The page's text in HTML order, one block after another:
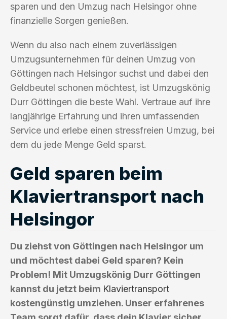
sparen und den Umzug nach Helsingor ohne
finanzielle Sorgen genießen.
Wenn du also nach einem zuverlässigen
Umzugsunternehmen für deinen Umzug von
Göttingen nach Helsingor suchst und dabei den
Geldbeutel schonen möchtest, ist Umzugskönig
Durr Göttingen die beste Wahl. Vertraue auf ihre
langjährige Erfahrung und ihren umfassenden
Service und erlebe einen stressfreien Umzug, bei
dem du jede Menge Geld sparst.
Geld sparen beim
Klaviertransport nach
Helsingor
Du ziehst von Göttingen nach Helsingor um
und möchtest dabei Geld sparen? Kein
Problem! Mit Umzugskönig Durr Göttingen
kannst du jetzt beim Klaviertransport
kostengünstig umziehen. Unser erfahrenes